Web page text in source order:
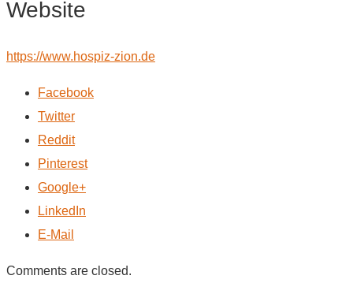
Website
https://www.hospiz-zion.de
Facebook
Twitter
Reddit
Pinterest
Google+
LinkedIn
E-Mail
Comments are closed.